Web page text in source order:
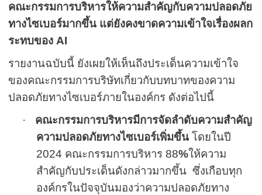
คณะกรรมการบริหารให้ความสำคัญกับความปลอดภัย
ทางไซเบอร์มากขึ้น แต่ยังคงขาดความเข้าใจเรื่องผลก
ระทบของAI
รายงานฉบับนี้ ยังเผยให้เห็นถึงประเด็นความเข้าใจ
ของคณะกรรมการบริษัทเกี่ยวกับบทบาทของความ
ปลอดภัยทางไซเบอร์ภายในองค์กร ดังต่อไปนี้
·
คณะกรรมการบริหารมีการจัดลำดับความสำคัญ
ความปลอดภัยทางไซเบอร์เพิ่มขึ้นโดยในปี
2024 คณะกรรมการบริหาร88%ให้ความ
สำคัญกับประเด็นดังกล่าวมากขึ้น ซึ่งเกือบทุก
องค์กรในปัจจุบันมองว่าความปลอดภัยทาง